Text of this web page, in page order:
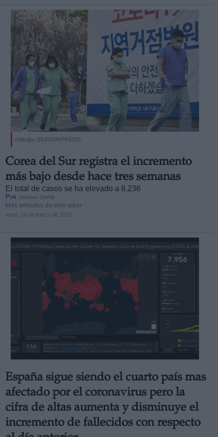
YNA/dpa (EUROPA PRESS)
Corea del Sur registra el incremento
más bajo desde hace tres semanas
El total de casos se ha elevado a 8.236
Por Cristian Cortés
Más artículos de este autor
lunes, 16 de marzo de 2020
España sigue siendo el cuarto país mas
afectado por el coronavirus pero la
cifra de altas aumenta y disminuye el
incremento de fallecidos con respecto